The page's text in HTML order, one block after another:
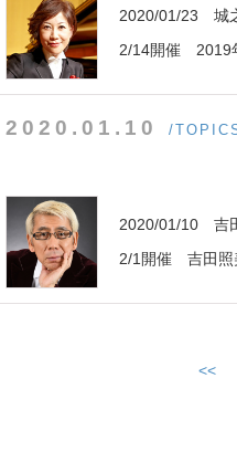
2020/01/23
2/14開催 2019
2020.01.10 /
2020/01/10
2/1開催 吉田照
<<